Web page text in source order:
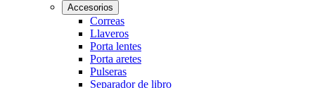
Accesorios
Correas
Llaveros
Porta lentes
Porta aretes
Pulseras
Separador de libro